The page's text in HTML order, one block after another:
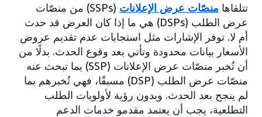
تتلقاها منصّات عرض الإعلانات
(SSPs) من منصّات
عرض الطلب (DSPs) هي ما إذا كان العرض قد حدث
أم لا. توفر الإشارات مثل استجابات عدم تقديم عروض
الأسعار بيانات محدودة وتأتي بعد وقوع الحدث. بدلًا من
أن تُخبر منصّات عرض الإعلانات (SSP) بما تبحث عنه
منصّات عرض الطلب (DSP) مسبقًا، فهي تُخبرهم بما
لم ينجح بعد الحدث. وبدون رؤية لأولويات الطلب
التطلعية، يجب أن يعتمد مقدمو خدمات الدعم